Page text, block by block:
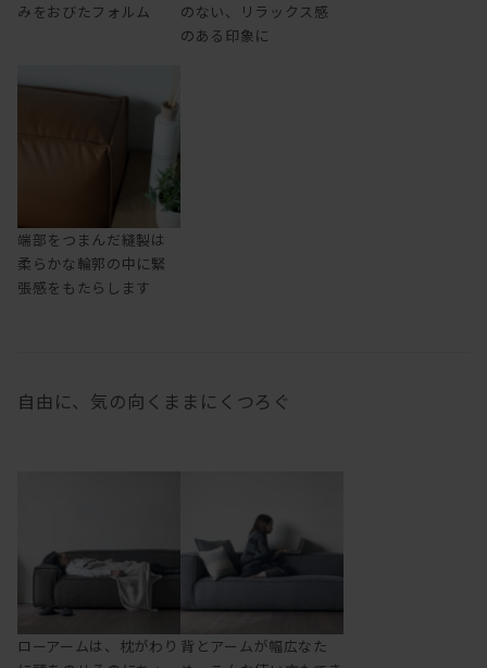
みをおびたフォルム
のない、リラックス感
のある印象に
端部をつまんだ縫製は
柔らかな輪郭の中に緊
張感をもたらします
自由に、気の向くままにくつろぐ
ローアームは、枕がわり 背とアームが幅広なた